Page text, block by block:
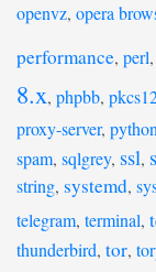
openvz, opera
performance, perl,
8.x, phpbb,
proxy-server,
spam, sqlgrey, ssl,
string, systemd,
telegram, terminal,
thunderbird, tor,